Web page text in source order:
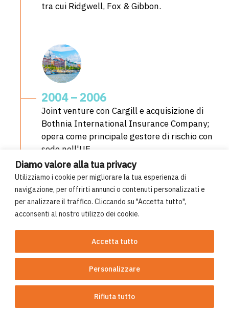
Diamo valore alla tua privacy
Utilizziamo i cookie per migliorare la tua esperienza di
navigazione, per offrirti annunci o contenuti personalizzati e
per analizzare il traffico. Cliccando su "Accetta tutto",
acconsenti al nostro utilizzo dei cookie.
Personalizzare
Rifiuta tutto
Accetta tutto
tra cui Ridgwell, Fox & Gibbon.
2004 – 2006
Joint venture con Cargill e acquisizione di
Bothnia International Insurance Company;
opera come principale gestore di rischio con
sede nell'UE.
1991 – 1994
Compre viene formata nel 1991. Nel 1994
avviene la prima acquisizione aziendale in
run-off.